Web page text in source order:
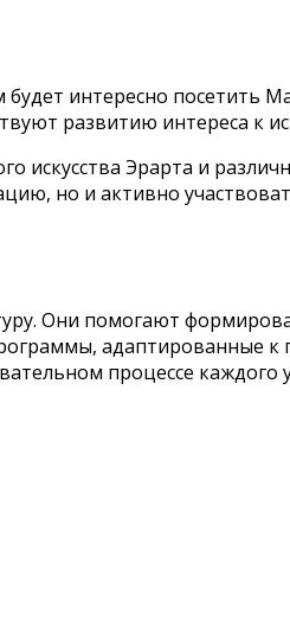
интересно посетить
развитию интереса к
Эрарта и
но и активно
Они помогают
адаптированные к
процессе каждого